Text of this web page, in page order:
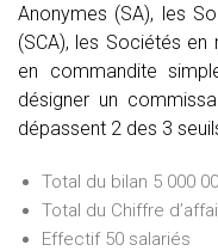
Anonymes (SA), les
(SCA), les Sociétés
en commandite
désigner un
dépassent 2 des 3
Total du bilan 5 000
Total du Chiffre
Effectif 50 salariés